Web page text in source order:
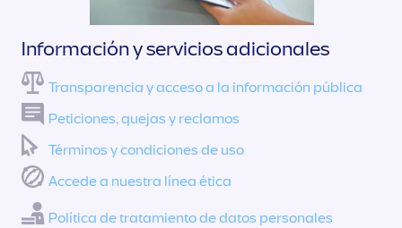
Información y servicios adicionales
Transparencia y acceso a la información pública
Peticiones, quejas y reclamos
Términos y condiciones de uso
Accede a nuestra línea ética
Política de tratamiento de datos personales